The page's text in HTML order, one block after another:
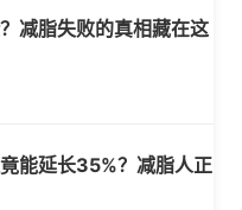
减脂失败的真相藏在这
能延长35%？减脂人正